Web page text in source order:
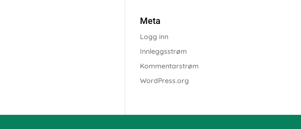
Meta
Logg inn
Innleggsstrøm
Kommentarstrøm
WordPress.org